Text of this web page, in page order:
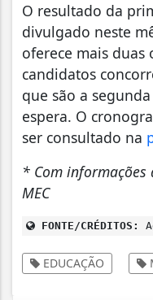
O resultado da
divulgado neste
oferece mais
candidatos
que são a
espera. O
ser consultado na
* Com informações
MEC
FONTE/CRÉDITOS:
EDUCAÇÃO